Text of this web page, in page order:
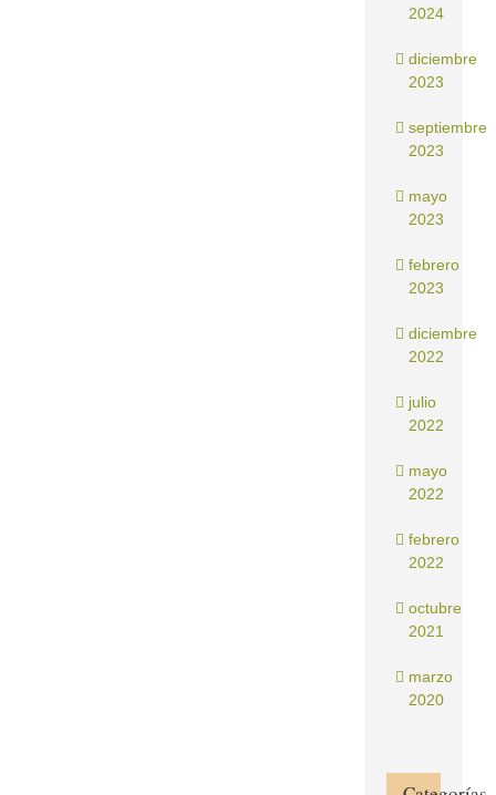
2024
diciembre
2023
septiembre
2023
mayo
2023
febrero
2023
diciembre
2022
julio
2022
mayo
2022
febrero
2022
octubre
2021
marzo
2020